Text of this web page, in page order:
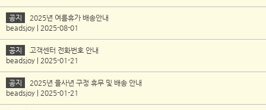
공지
2025년 여름휴가 배송안내
beadsjoy | 2025-08-01
공지
고객센터 전화번호 안내
beadsjoy | 2025-01-21
공지
2025년 을사년 구정 휴무 및 배송 안내
beadsjoy | 2025-01-21